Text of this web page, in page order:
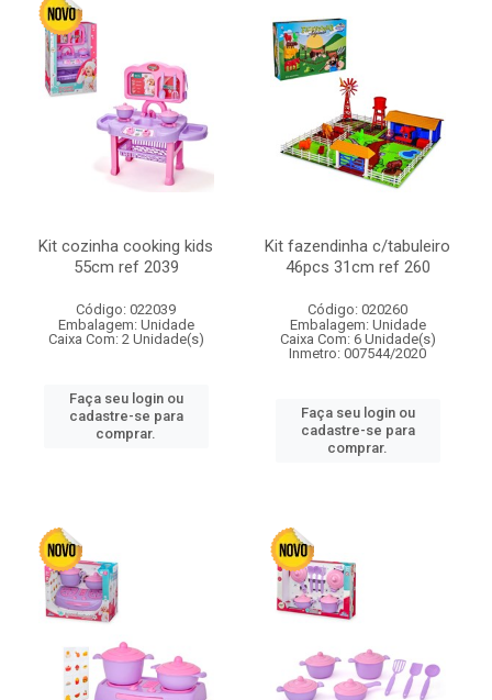
Kit cozinha cooking kids
55cm ref 2039
Código: 022039
Embalagem: Unidade
Caixa Com: 2 Unidade(s)
Faça seu login ou
cadastre-se para
comprar.
Kit fazendinha c/tabuleiro
46pcs 31cm ref 260
Código: 020260
Embalagem: Unidade
Caixa Com: 6 Unidade(s)
Inmetro: 007544/2020
Faça seu login ou
cadastre-se para
comprar.